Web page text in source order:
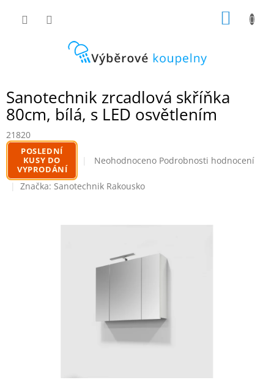
Sanotechnik zrcadlová skříňka
80cm, bílá, s LED osvětlením
21820
POSLEDNÍ
KUSY DO
VYPRODÁNÍ
Průměrné
produktu
Neohodnoceno Podrobnosti hodnocení
Značka: Sanotechnik Rakousko